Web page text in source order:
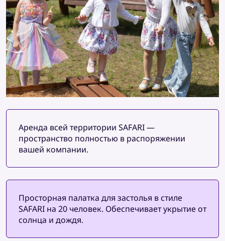
Аренда всей территории SAFARI —
пространство полностью в распоряжении
вашей компании.
Просторная палатка для застолья в стиле
SAFARI на 20 человек. Обеспечивает укрытие от
солнца и дождя.